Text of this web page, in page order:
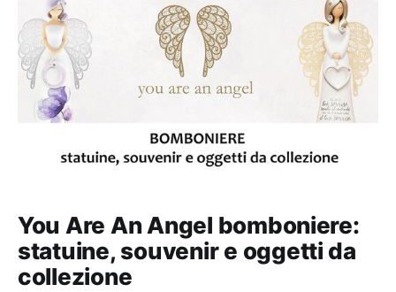
You Are An Angel bomboniere:
statuine, souvenir e oggetti da
collezione